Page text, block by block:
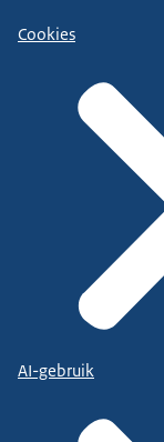
Cookies
AI-gebruik